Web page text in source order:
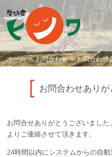
ホーム お問合わせ お問合わせ
お問合わせあり
お問合せありがとうございまし
よりご連絡させて頂きます。
24時間以内にシステムからの自動